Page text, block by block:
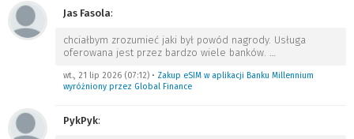
Jas Fasola:
chciałbym zrozumieć jaki był powód nagrody. Usługa
oferowana jest przez bardzo wiele banków. …
wt., 21 lip 2026 (07:12) • Zakup eSIM w aplikacji Banku Millennium
wyróżniony przez Global Finance
PykPyk: